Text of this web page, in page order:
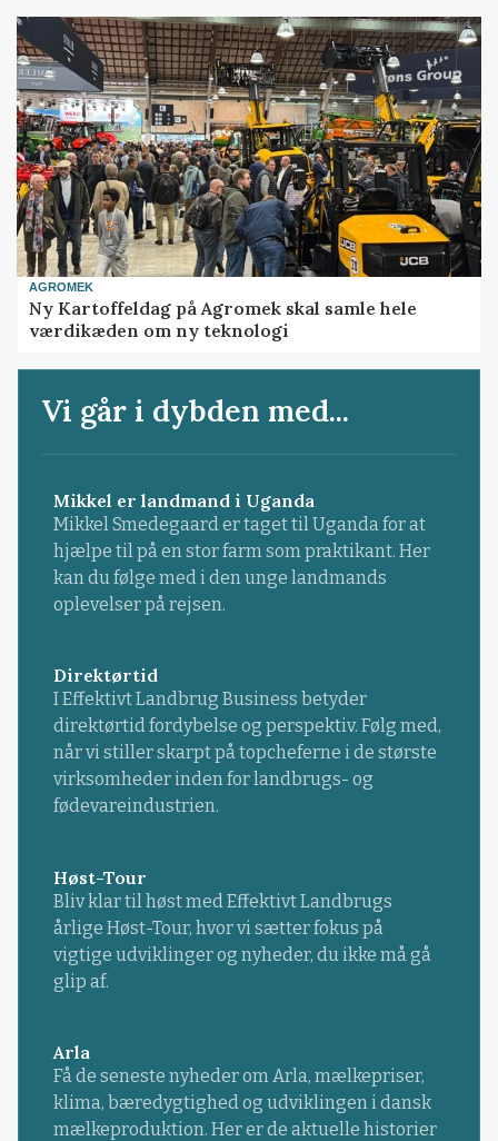
AGROMEK
Ny Kartoffeldag på Agromek skal samle hele
værdikæden om ny teknologi
Vi går i dybden med...
Mikkel er landmand i Uganda
Mikkel Smedegaard er taget til Uganda for at
hjælpe til på en stor farm som praktikant. Her
kan du følge med i den unge landmands
oplevelser på rejsen.
Direktørtid
I Effektivt Landbrug Business betyder
direktørtid fordybelse og perspektiv. Følg med,
når vi stiller skarpt på topcheferne i de største
virksomheder inden for landbrugs- og
fødevareindustrien.
Høst-Tour
Bliv klar til høst med Effektivt Landbrugs
årlige Høst-Tour, hvor vi sætter fokus på
vigtige udviklinger og nyheder, du ikke må gå
glip af.
Arla
Få de seneste nyheder om Arla, mælkepriser,
klima, bæredygtighed og udviklingen i dansk
mælkeproduktion. Her er de aktuelle historier